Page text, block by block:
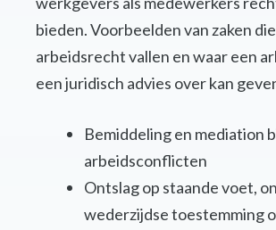
bieden. Voorbeelden van zaken
arbeidsrecht vallen en waar een
een juridisch advies over kan
Bemiddeling en mediation
arbeidsconflicten
Ontslag op staande voet,
wederzijdse toestemming